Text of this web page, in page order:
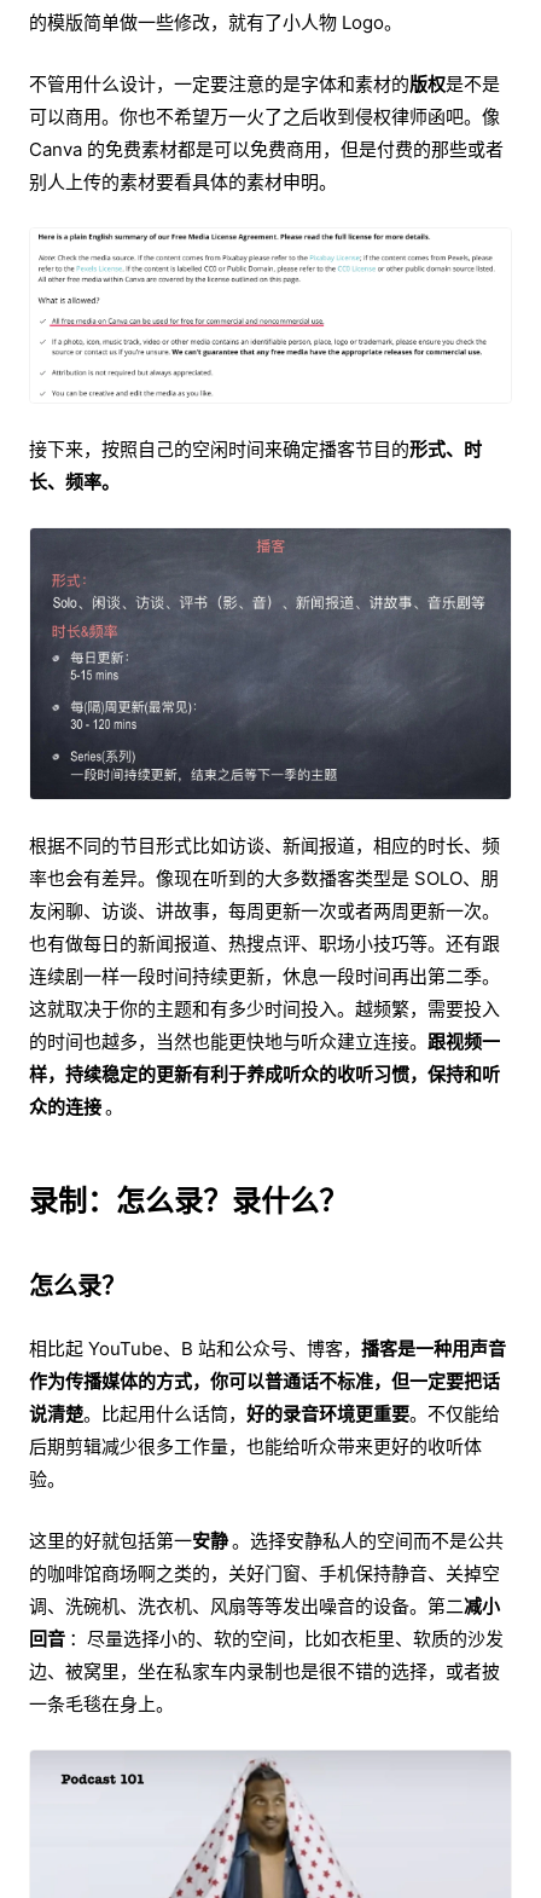
的模版简单做一些修改，就有了小人物 Logo。
不管用什么设计，一定要注意的是字体和素材的版权是不是
可以商用。你也不希望万一火了之后收到侵权律师函吧。像
Canva 的免费素材都是可以免费商用，但是付费的那些或者
别人上传的素材要看具体的素材申明。
接下来，按照自己的空闲时间来确定播客节目的形式、时
长、频率。
根据不同的节目形式比如访谈、新闻报道，相应的时长、频
率也会有差异。像现在听到的大多数播客类型是 SOLO、朋
友闲聊、访谈、讲故事，每周更新一次或者两周更新一次。
也有做每日的新闻报道、热搜点评、职场小技巧等。还有跟
连续剧一样一段时间持续更新，休息一段时间再出第二季。
这就取决于你的主题和有多少时间投入。越频繁，需要投入
的时间也越多，当然也能更快地与听众建立连接。 跟视频一
样，持续稳定的更新有利于养成听众的收听习惯，保持和听
众的连接。
录制：怎么录？录什么？
怎么录？
相比起 YouTube、B 站和公众号、博客， 播客是一种用声音
作为传播媒体的方式，你可以普通话不标准，但一定要把话
说清楚。比起用什么话筒， 好的录音环境更重要。不仅能给
后期剪辑减少很多工作量，也能给听众带来更好的收听体
验。
这里的好就包括第一安静。选择安静私人的空间而不是公共
的咖啡馆商场啊之类的，关好门窗、手机保持静音、关掉空
调、洗碗机、洗衣机、风扇等等发出噪音的设备。第二减小
回音 ：尽量选择小的、软的空间，比如衣柜里、软质的沙发
边、被窝里，坐在私家车内录制也是很不错的选择，或者披
一条毛毯在身上。